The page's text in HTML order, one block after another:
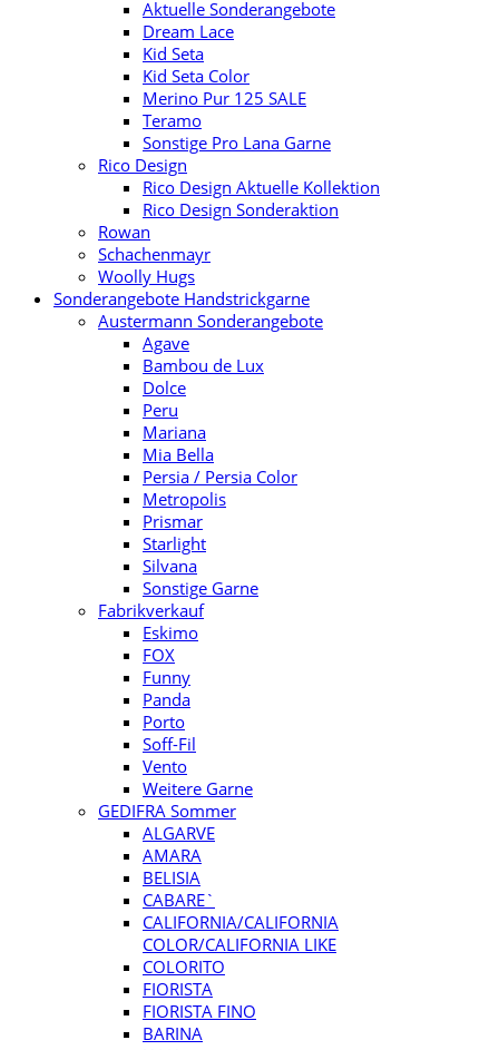
Aktuelle Sonderangebote
Dream Lace
Kid Seta
Kid Seta Color
Merino Pur 125 SALE
Teramo
Sonstige Pro Lana Garne
Rico Design
Rico Design Aktuelle Kollektion
Rico Design Sonderaktion
Rowan
Schachenmayr
Woolly Hugs
Sonderangebote Handstrickgarne
Austermann Sonderangebote
Agave
Bambou de Lux
Dolce
Peru
Mariana
Mia Bella
Persia / Persia Color
Metropolis
Prismar
Starlight
Silvana
Sonstige Garne
Fabrikverkauf
Eskimo
FOX
Funny
Panda
Porto
Soff-Fil
Vento
Weitere Garne
GEDIFRA Sommer
ALGARVE
AMARA
BELISIA
CABARE`
CALIFORNIA/CALIFORNIA
COLOR/CALIFORNIA LIKE
COLORITO
FIORISTA
FIORISTA FINO
BARINA